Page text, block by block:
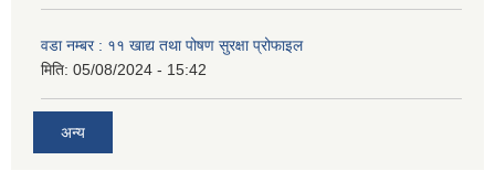
वडा नम्बर : ११ खाद्य तथा पोषण सुरक्षा प्रोफाइल
मिति: 05/08/2024 - 15:42
अन्य